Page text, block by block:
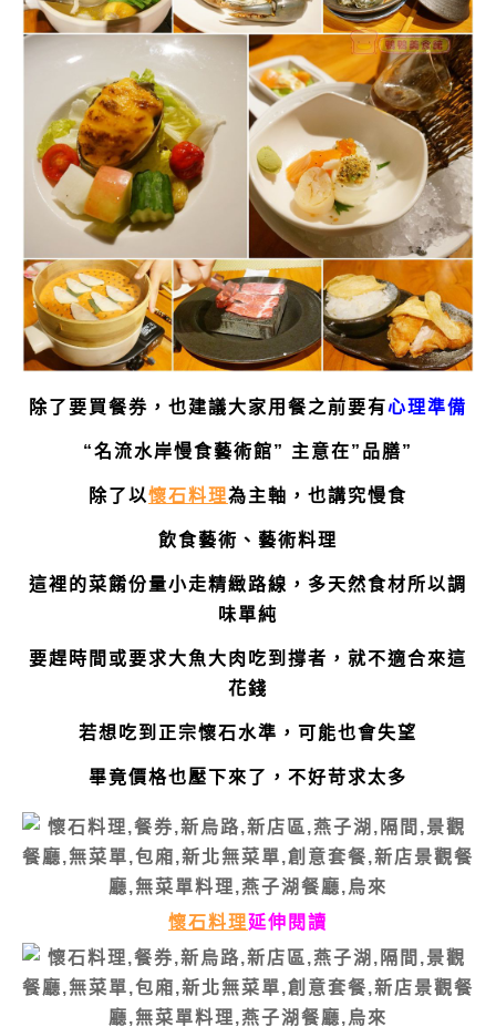
除了要買餐券，也建議大家用餐之前要有心理準備
“名流水岸慢食藝術館” 主意在”品膳”
除了以懷石料理為主軸，也講究慢食
飲食藝術、藝術料理
這裡的菜餚份量小走精緻路線，多天然食材所以調
味單純
要趕時間或要求大魚大肉吃到撐者，就不適合來這
花錢
若想吃到正宗懷石水準，可能也會失望
畢竟價格也壓下來了，不好苛求太多
懷石料理延伸閱讀